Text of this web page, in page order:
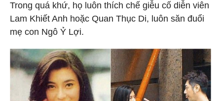
Trong quá khứ, họ luôn thích chế giễu cố diễn viên
Lam Khiết Anh hoặc Quan Thục Di, luôn săn đuổi
mẹ con Ngô Ỷ Lợi.